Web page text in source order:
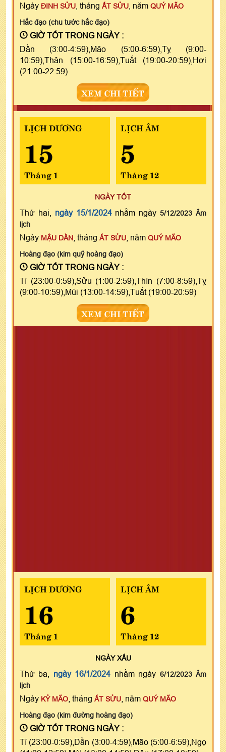
Ngày ĐINH SỬU , tháng ẤT SỬU , năm QUÝ MÃO
Hắc đạo (chu tước hắc đạo)
GIỜ TỐT TRONG NGÀY :
Dần (3:00-4:59),Mão (5:00-6:59),Tỵ (9:00-
10:59),Thân (15:00-16:59),Tuất (19:00-20:59),Hợi
(21:00-22:59)
XEM CHI TIẾT
LỊCH DƯƠNG
15
Tháng 1
LỊCH ÂM
5
Tháng 12
NGÀY TỐT
Thứ hai, ngày 15/1/2024nhằm ngày5/12/2023 Âm
lịch
Ngày MẬU DẦN , tháng ẤT SỬU , năm QUÝ MÃO
Hoàng đạo (kim quỹ hoàng đạo)
GIỜ TỐT TRONG NGÀY :
Tí (23:00-0:59),Sửu (1:00-2:59),Thìn (7:00-8:59),Tỵ
(9:00-10:59),Mùi (13:00-14:59),Tuất (19:00-20:59)
XEM CHI TIẾT
LỊCH DƯƠNG
16
Tháng 1
LỊCH ÂM
6
Tháng 12
NGÀYXẤU
Thứ ba, ngày 16/1/2024 nhằm ngày 6/12/2023 Âm
lịch
Ngày KỶ MÃO , tháng ẤT SỬU , năm QUÝ MÃO
Hoàng đạo (kim đường hoàng đạo)
GIỜ TỐT TRONG NGÀY :
Tí (23:00-0:59),Dần (3:00-4:59),Mão (5:00-6:59),Ngọ